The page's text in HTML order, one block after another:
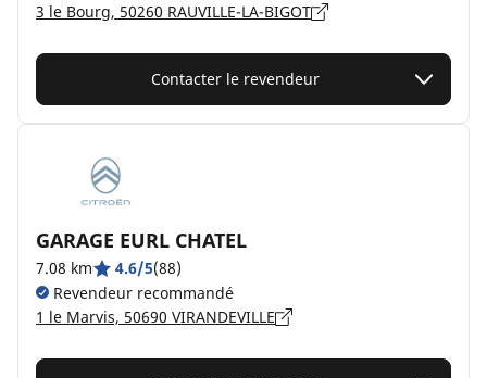
3 le Bourg, 50260 RAUVILLE-LA-BIGOT
Contacter le revendeur
GARAGE EURL CHATEL
7.08 km 4.6/5(88)
Revendeur recommandé
1 le Marvis, 50690 VIRANDEVILLE